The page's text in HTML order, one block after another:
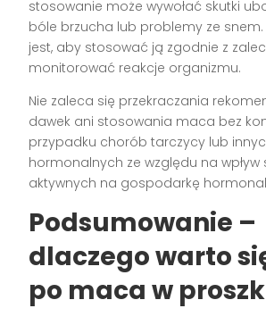
stosowanie może wywołać skutki
bóle brzucha lub problemy ze
jest, aby stosować ją zgodnie z
monitorować reakcje organizmu.
Nie zaleca się przekraczania
dawek ani stosowania maca bez
przypadku chorób tarczycy lub
hormonalnych ze względu na wpływ
aktywnych na gospodarkę
Podsumowanie –
dlaczego warto
po maca w